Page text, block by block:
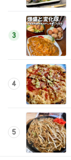
3
4
5